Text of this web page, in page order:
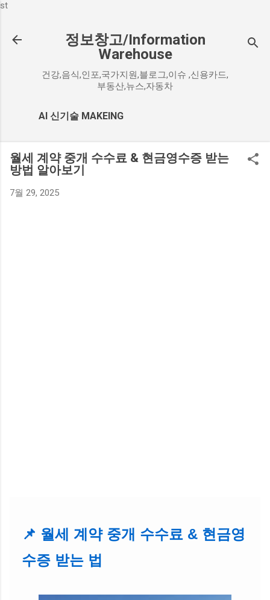
st
정보창고/Information
Warehouse
건강,음식,인포,국가지원,블로그,이슈 ,신용카드,
부동산,뉴스,자동차
AI 신기술 MAKEING
월세 계약 중개 수수료 & 현금영수증 받는
방법 알아보기
7월 29, 2025
📌 월세 계약 중개 수수료 & 현금영
수증 받는 법